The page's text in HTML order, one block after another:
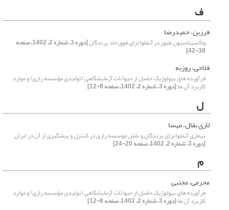
ف
فرزین، حمیدرضا
واکسیناسیون طیور در آنفلوانزای فوق حاد پرندگان [دوره 3، شماره 2، 1402، صفحه
38-42]
فلاحی، روزبه
فرآورده های بیولوژیک حاصل از حیوانات آزمایشگاهی (تولیدی مؤسسه رازی) و موارد
کاربرد آن ها[دوره 3، شماره 2، 1402، صفحه 8-12]
ل
لاری بقال، مهسا
بیماری آنفلوانزای پرندگان و نقش موسسه رازی در کنترل و پیشگیری از آن در ایران
[دوره 3، شماره 2، 1402، صفحه 20-24]
م
محرمی، مجتبی
فرآورده های بیولوژیک حاصل از حیوانات آزمایشگاهی (تولیدی مؤسسه رازی) و موارد
کاربرد آن ها[دوره 3، شماره 2، 1402، صفحه 8-12]